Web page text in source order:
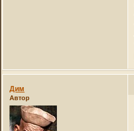
Дим
Автор